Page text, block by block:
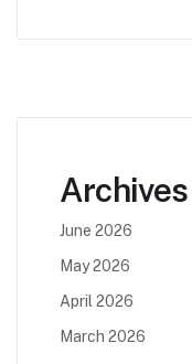
Archives
June 2026
May 2026
April 2026
March 2026